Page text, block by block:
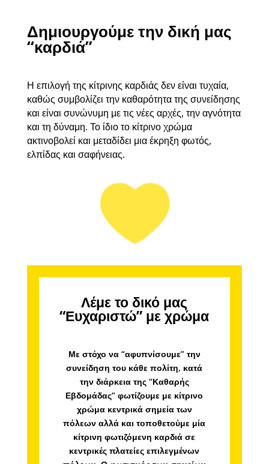
Εβδομάδας” φωτίζουμε με κίτρινο
χρώμα κεντρικά σημεία των
πόλεων αλλά και τοποθετούμε μία
κεντρικές πλατείες επιλεγμένων
πόλεων. Ο φωτισμός των σημείων
διατηρείται
καθ’ όλη την διάρκεια
της Καθαρής Εβδομάδας.
Είναι το δικό μας συμβολικό
‘ευχαριστώ’ αφιερωμένο στους